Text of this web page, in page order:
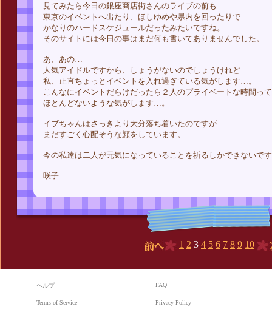
見てみたら今日の銀座商店街さんのライブの前も
東京のイベントへ出たり、ほしゆめや県内を回ったりで
かなりのハードスケジュールだったみたいですね。
そのサイトには今日の事はまだ何も書いてありませんでした。
あ、あの…
人気アイドルですから、しょうがないのでしょうけれど
私、正直ちょっとイベントを入れ過ぎている気がします…。
こんなにイベントだらけだったら２人のプライベートな時間って
ほとんどないような気がします…。
イブちゃんはさっきより大分落ち着いたのですが
まだすごく心配そうな顔をしています。
今の私達は二人が元気になっていることを祈るしかできないで
咲子
1 2 3 4 5 6 7 8 9 10
ヘルプ FAQ
Terms of Service Privacy Policy